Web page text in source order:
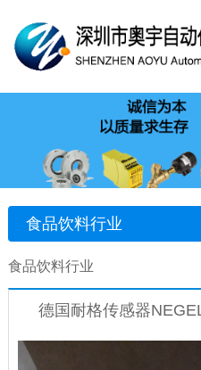
食品饮料行业
食品饮料行业
德国耐格传感器